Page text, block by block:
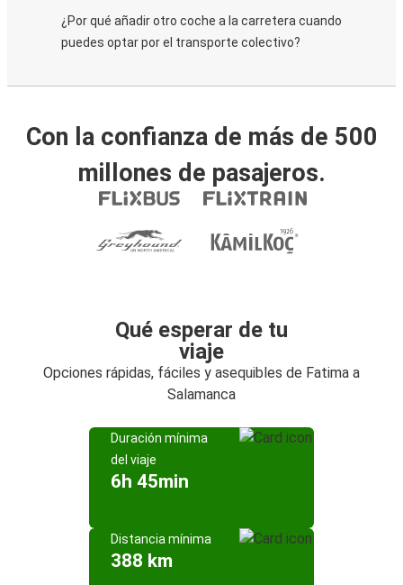
¿Por qué añadir otro coche a la carretera cuando
puedes optar por el transporte colectivo?
Con la confianza de más de 500
millones de pasajeros.
Qué esperar de tu
viaje
Opciones rápidas, fáciles y asequibles de Fatima a
Salamanca
Duración mínima
del viaje
6h 45min
Distancia mínima
388 km